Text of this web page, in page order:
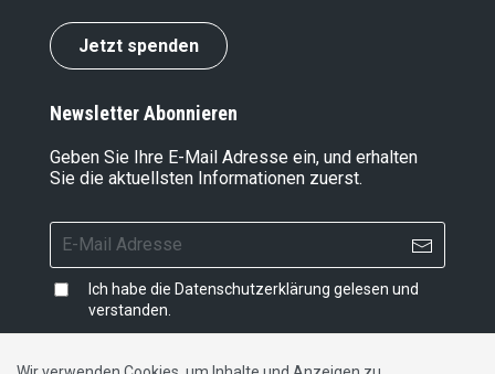
Jetzt spenden
Newsletter Abonnieren
Geben Sie Ihre E-Mail Adresse ein, und erhalten
Sie die aktuellsten Informationen zuerst.
Ich habe die Datenschutzerklärung gelesen und
verstanden.